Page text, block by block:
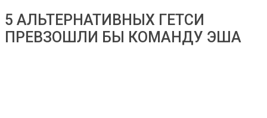
5 АЛЬТЕРНАТИВНЫХ ГЕТСИ
ПРЕВЗОШЛИ БЫ КОМАНДУ ЭША